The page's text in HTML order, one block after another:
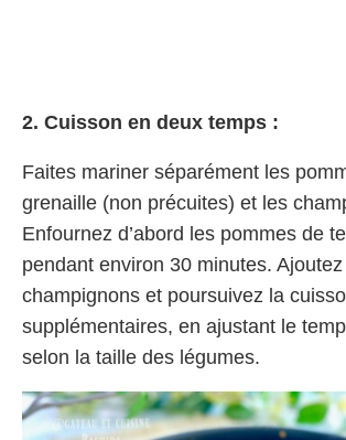
2. Cuisson en deux temps :
Faites mariner séparément les
grenaille (non précuites) et les
Enfournez d’abord les pommes de
pendant environ 30 minutes.
champignons et poursuivez la
supplémentaires, en ajustant le
selon la taille des légumes.